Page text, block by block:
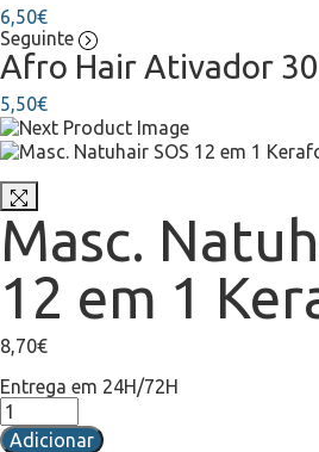
6,50€
Seguinte
Afro Hair Ativador
5,50€
Masc.
12 em 1
8,70€
Entrega em 24H/72H
Adicionar